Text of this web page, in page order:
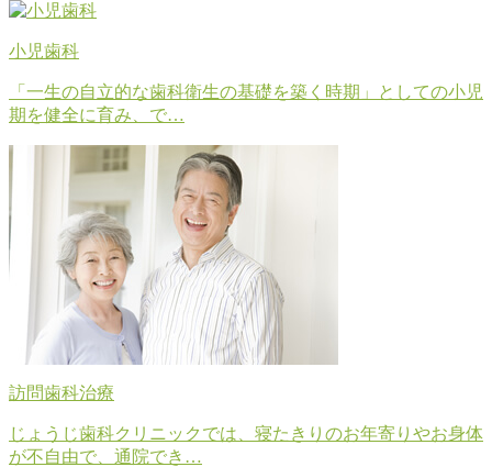
小児歯科
「一生の自立的な歯科衛生の基礎を築く時期」としての小児
期を健全に育み、で…
訪問歯科治療
じょうじ歯科クリニックでは、寝たきりのお年寄りやお身体
が不自由で、通院でき…